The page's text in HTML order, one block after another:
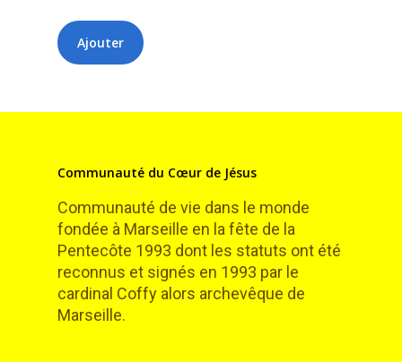
Communauté du Cœur de Jésus
Communauté de vie dans le monde
fondée à Marseille en la fête de la
Pentecôte 1993 dont les statuts ont été
reconnus et signés en 1993 par le
cardinal Coffy alors archevêque de
Marseille.